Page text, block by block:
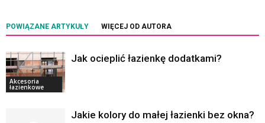
POWIĄZANE ARTYKUŁY WIĘCEJ OD AUTORA
Akcesoria
łazienkowe
Jak ocieplić łazienkę dodatkami?
Jakie kolory do małej łazienki bez okna?